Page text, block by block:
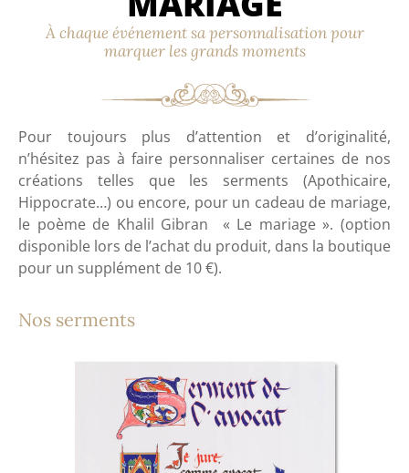
À chaque événement sa personnalisation pour
marquer les grands moments
Pour toujours plus d’attention et d’originalité,
n’hésitez pas à faire personnaliser certaines de nos
créations telles que les serments (Apothicaire,
Hippocrate…) ou encore, pour un cadeau de mariage,
le poème de Khalil Gibran « Le mariage ». (option
disponible lors de l’achat du produit, dans la boutique
pour un supplément de 10 €).
Nos serments